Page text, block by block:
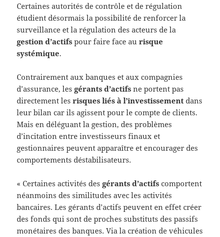
Certaines autorités de contrôle et de régulation
étudient désormais la possibilité de renforcer la
surveillance et la régulation des acteurs de la
gestion d’actifs pour faire face aurisque
systémique.
Contrairement aux banques et aux compagnies
d’assurance, lesgérants d’actifs ne portent pas
directement lesrisques liés à l’investissement dans
leur bilan car ils agissent pour le compte de clients.
Mais en déléguant la gestion, des problèmes
d’incitation entre investisseurs finaux et
gestionnaires peuvent apparaître et encourager des
comportements déstabilisateurs.
« Certaines activités desgérants d’actifs comportent
néanmoins des similitudes avec les activités
bancaires. Les gérants d’actifs peuvent en effet créer
des fonds qui sont de proches substituts des passifs
monétaires des banques. Via la création de véhicules